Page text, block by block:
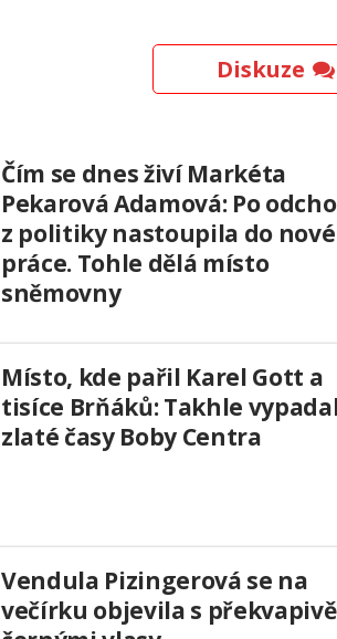
Diskuze
Čím se dnes živí Markéta
Pekarová Adamová: Po
z politiky nastoupila do nové
práce. Tohle dělá místo
sněmovny
Místo, kde pařil Karel Gott a
tisíce Brňáků: Takhle
zlaté časy Boby Centra
Vendula Pizingerová se na
večírku objevila s překvapivě